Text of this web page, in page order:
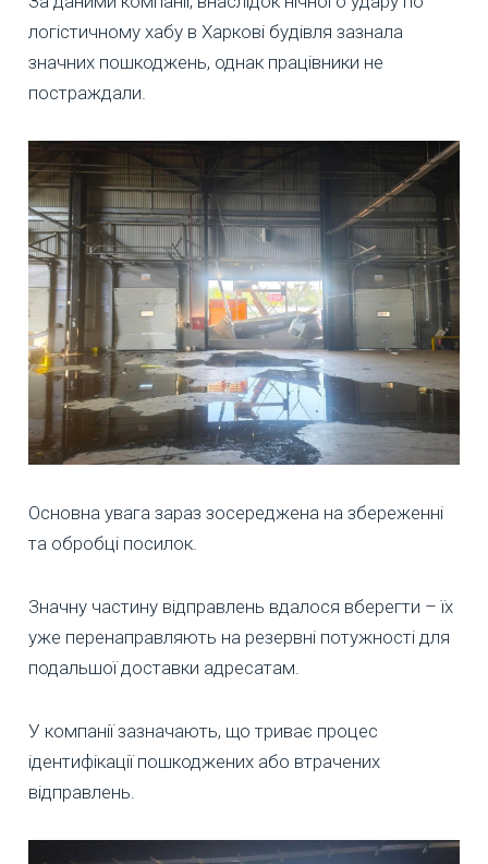
логістичному хабу в Харкові будівля зазнала
значних пошкоджень, однак працівники не
постраждали.
Основна увага зараз зосереджена на збереженні
та обробці посилок.
Значну частину відправлень вдалося вберегти – їх
уже перенаправляють на резервні потужності для
подальшої доставки адресатам.
У компанії зазначають, що триває процес
ідентифікації пошкоджених або втрачених
відправлень.